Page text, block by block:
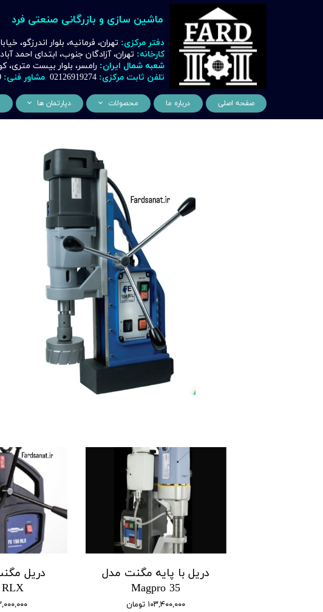
دفتر مرکزی: تهران، فرمانیه، بلوار اندرزگو،
کارخانه: تهران، آزادگان جنوب، ابتدای احمد
شعبه شمال ایران: رامسر، بلوار بیست
تلفن ثابت مرکزی: 02126919274 مشاور فنی:
ماشین سازی و بازرگانی صنعتی فرد
صفحه اصلی درباره ما محصولات
ماشین آلات و تجهیزات تراشکاری
ماشین آلات و تجهیزات برشکاری
ماشین آلات و تجهیزات جوشکاری
ماشین آلات و تجهیزات پاشش
ماشین آلات و تجهیزات چوب
ماشین آلات و تجهیزات بتن
ماشین آلات و تجهیزات پرسکاری
ماشین آلات و تجهیزات کارگاهی
ماشین آلات و تجهیزات رباتیک
مصالح ساختمان
شیمی ساختمان
دپارتمان ها
دکوراسیون فرد
نیروگاه خورشیدی فرد
اتوماسیون صنعتی IoT فرد
دریل با پایه مگنت مدل
Magpro 35
۱۰۳,۴۰۰,۰۰۰ تومان
دریل
RLX